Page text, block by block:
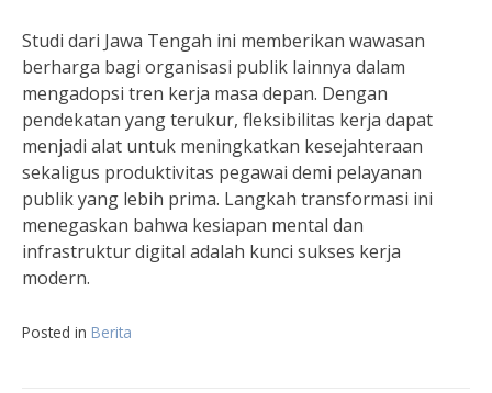
Studi dari Jawa Tengah ini memberikan wawasan
berharga bagi organisasi publik lainnya dalam
mengadopsi tren kerja masa depan. Dengan
pendekatan yang terukur, fleksibilitas kerja dapat
menjadi alat untuk meningkatkan kesejahteraan
sekaligus produktivitas pegawai demi pelayanan
publik yang lebih prima. Langkah transformasi ini
menegaskan bahwa kesiapan mental dan
infrastruktur digital adalah kunci sukses kerja
modern.
Posted in Berita